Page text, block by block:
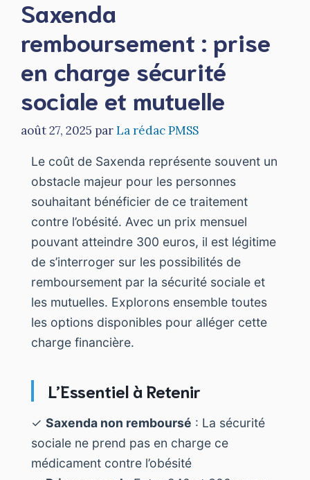
Saxenda
remboursement : prise
en charge sécurité
sociale et mutuelle
août 27, 2025 parLa rédac PMSS
Le coût de Saxenda représente souvent un
obstacle majeur pour les personnes
souhaitant bénéficier de ce traitement
contre l’obésité. Avec un prix mensuel
pouvant atteindre 300 euros, il est légitime
de s’interroger sur les possibilités de
remboursement par la sécurité sociale et
les mutuelles. Explorons ensemble toutes
les options disponibles pour alléger cette
charge financière.
L’Essentiel à Retenir
✓ Saxenda non remboursé : La sécurité
sociale ne prend pas en charge ce
médicament contre l’obésité